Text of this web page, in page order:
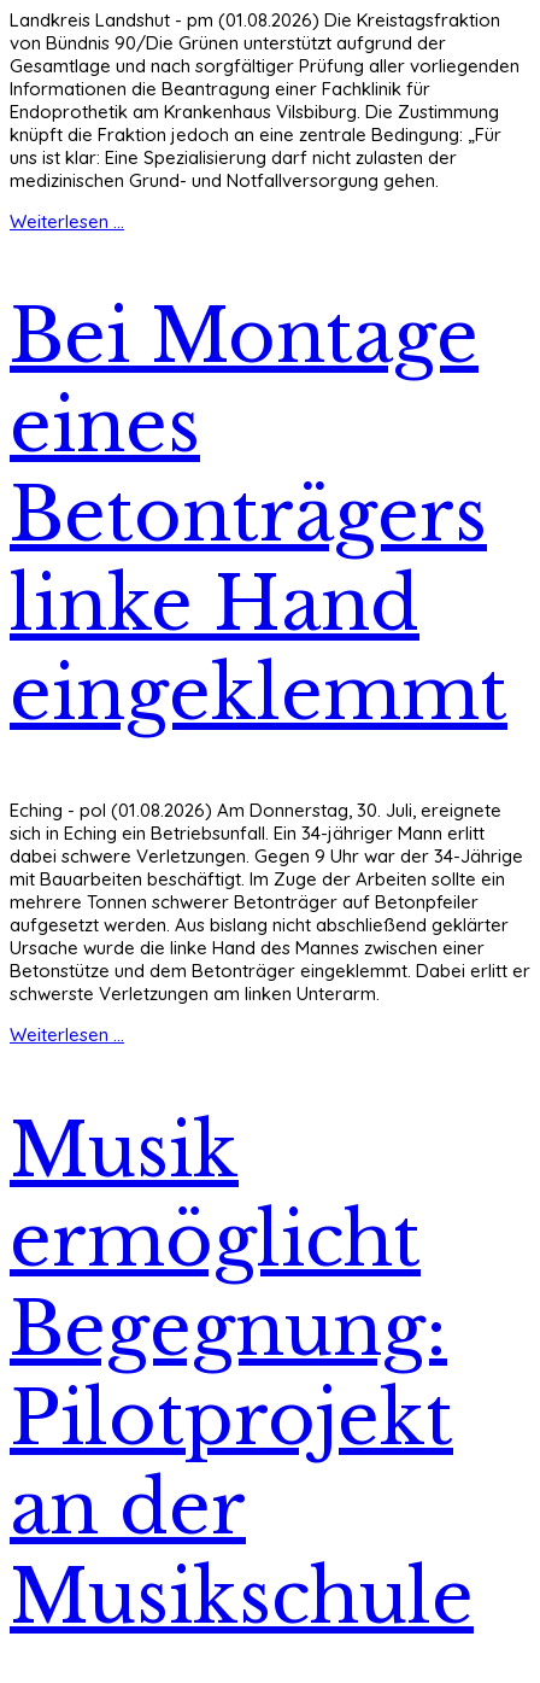
Landkreis Landshut - pm (01.08.2026) Die Kreistagsfraktion
von Bündnis 90/Die Grünen unterstützt aufgrund der
Gesamtlage und nach sorgfältiger Prüfung aller vorliegenden
Informationen die Beantragung einer Fachklinik für
Endoprothetik am Krankenhaus Vilsbiburg. Die Zustimmung
knüpft die Fraktion jedoch an eine zentrale Bedingung: „Für
uns ist klar: Eine Spezialisierung darf nicht zulasten der
medizinischen Grund- und Notfallversorgung gehen.
Weiterlesen ...
Bei Montage
eines
Betonträgers
linke Hand
eingeklemmt
Eching - pol (01.08.2026) Am Donnerstag, 30. Juli, ereignete
sich in Eching ein Betriebsunfall. Ein 34-jähriger Mann erlitt
dabei schwere Verletzungen. Gegen 9 Uhr war der 34-Jährige
mit Bauarbeiten beschäftigt. Im Zuge der Arbeiten sollte ein
mehrere Tonnen schwerer Betonträger auf Betonpfeiler
aufgesetzt werden. Aus bislang nicht abschließend geklärter
Ursache wurde die linke Hand des Mannes zwischen einer
Betonstütze und dem Betonträger eingeklemmt. Dabei erlitt er
schwerste Verletzungen am linken Unterarm.
Weiterlesen ...
Musik
ermöglicht
Begegnung:
Pilotprojekt
an der
Musikschule